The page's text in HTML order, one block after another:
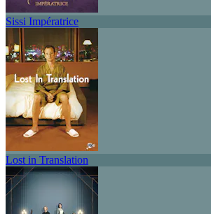
Sissi Impératrice
Lost in Translation